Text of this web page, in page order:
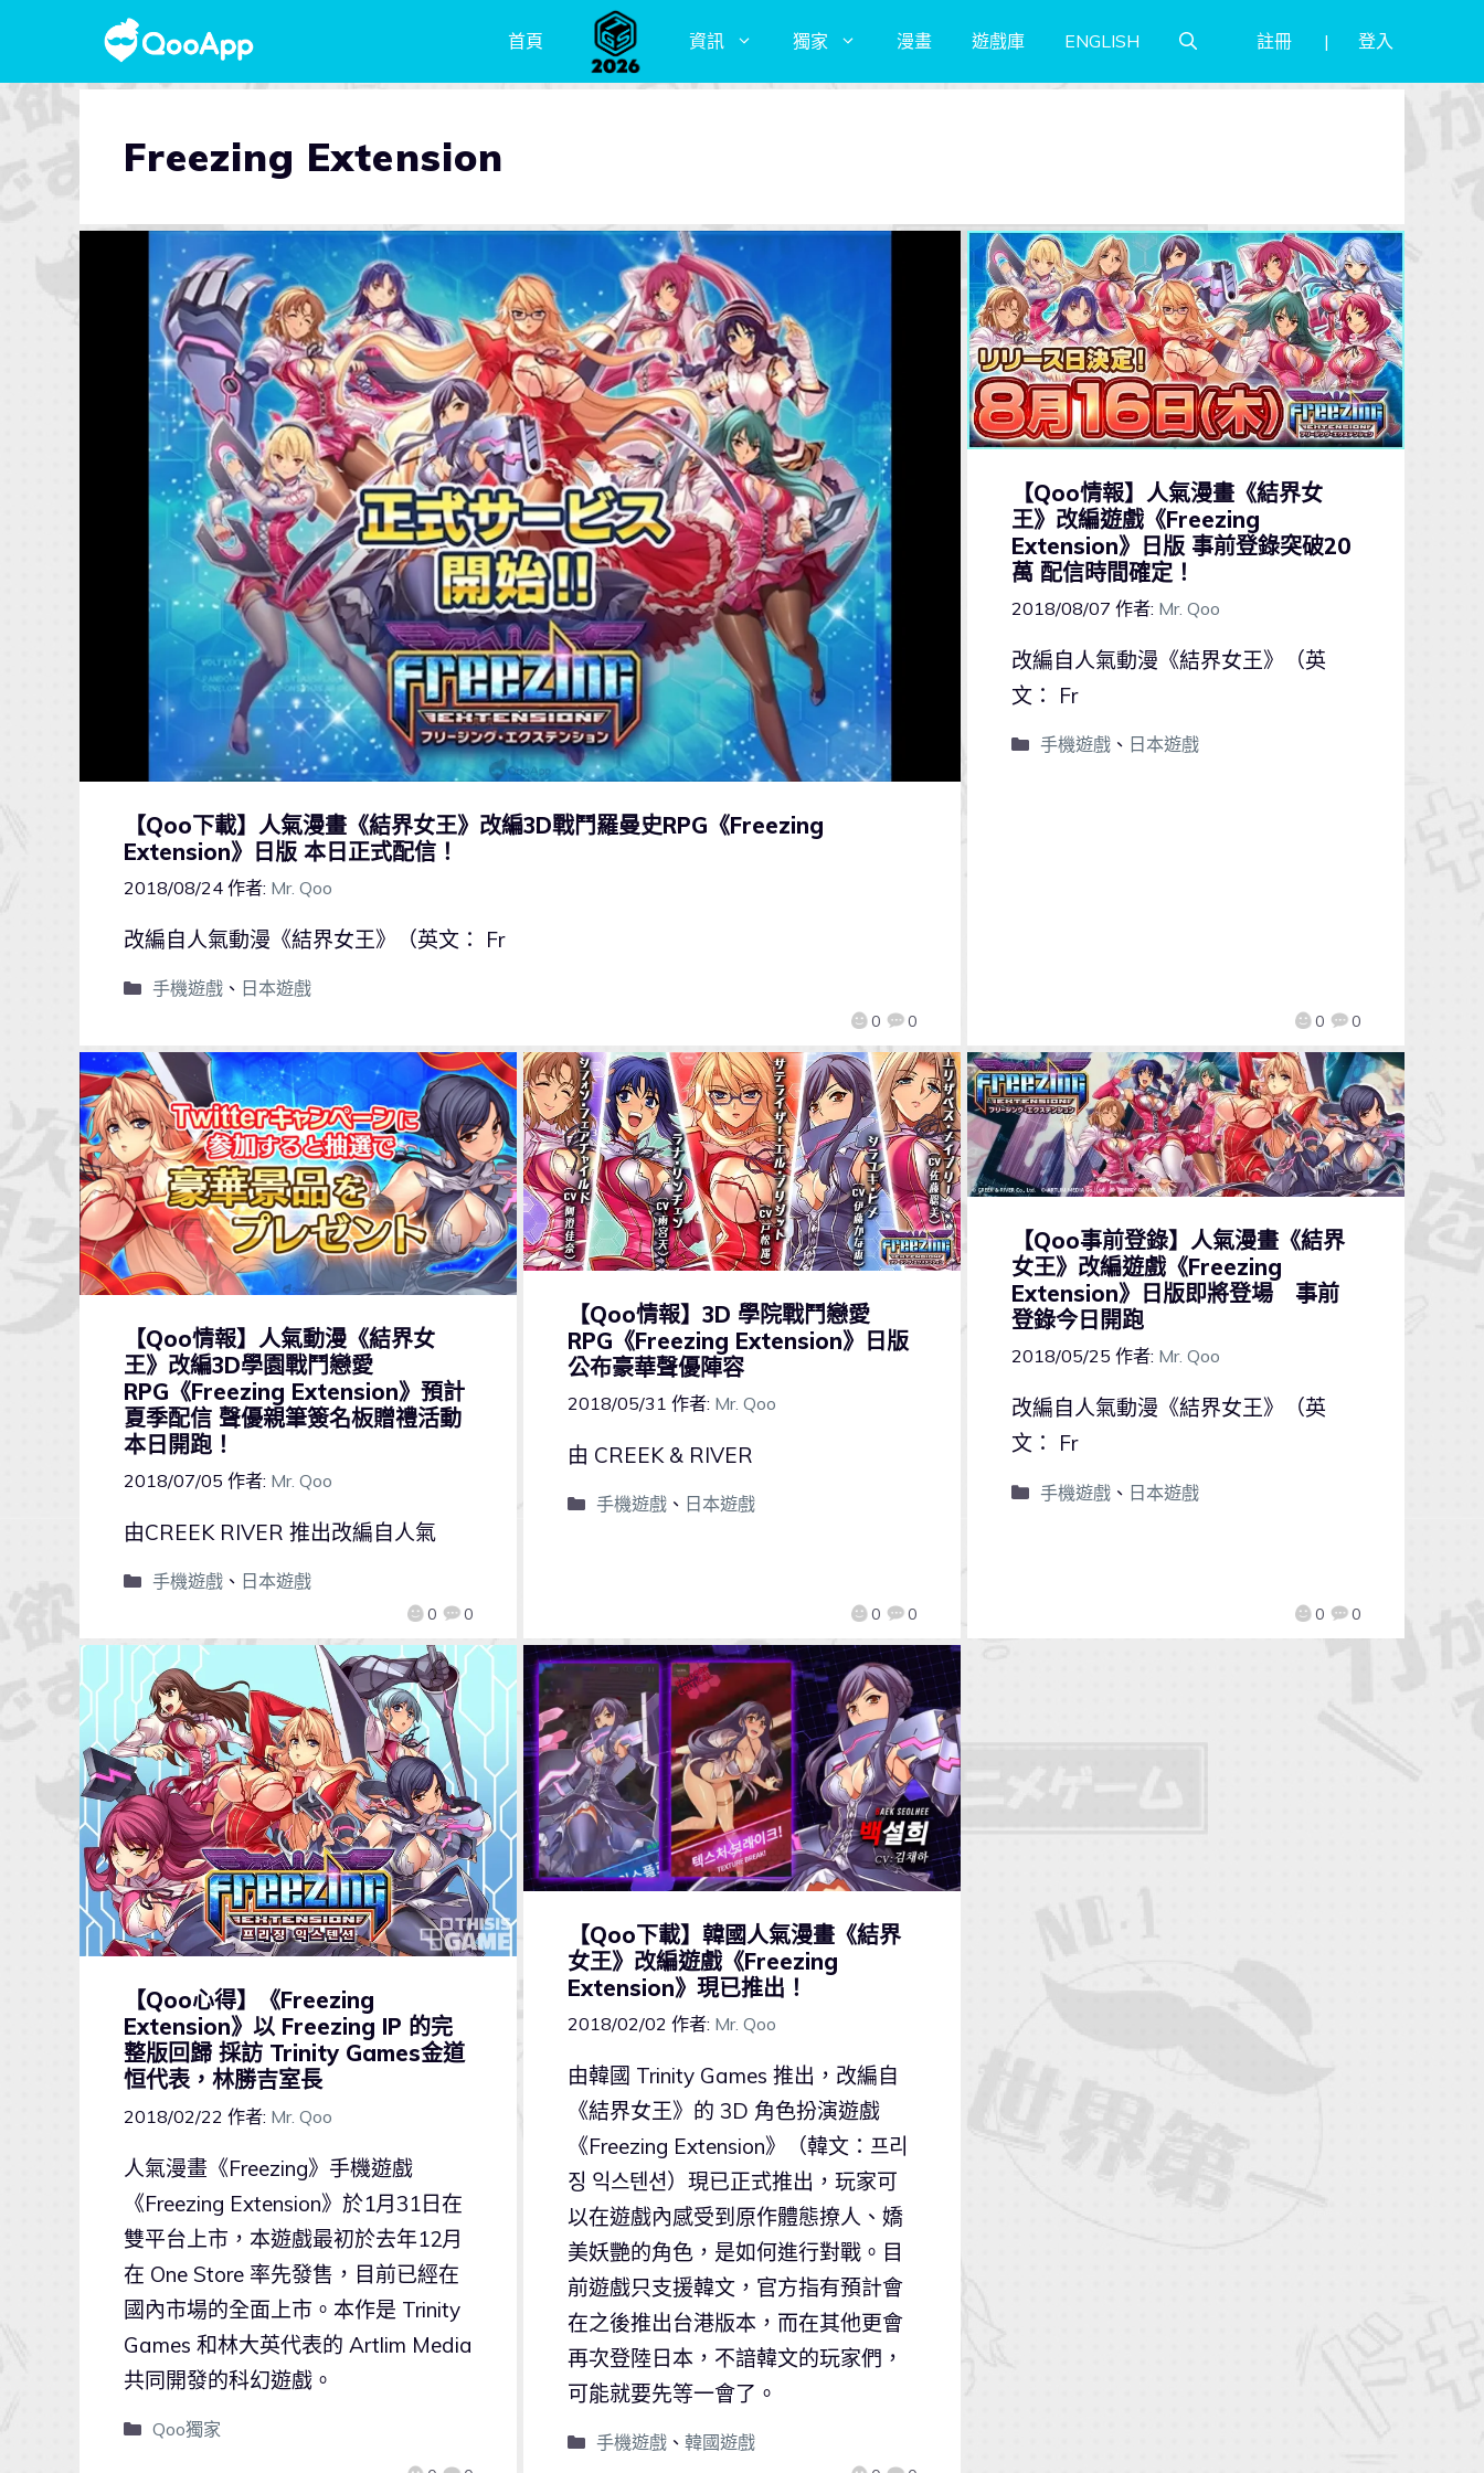
首頁 資訊 獨家 漫畫 遊戲庫 ENGLISH 註冊 登入
Freezing Extension
【Qoo下載】人氣漫畫《結界女王》改編3D戰鬥羅曼史RPG《Freezing
Extension》日版 本日正式配信！
2018/08/24 作者: Mr. Qoo
0 0
改編自人氣動漫《結界女王》（英文： Fr
手機遊戲、 日本遊戲
【Qoo情報】人氣漫畫《結界女
王》改編遊戲《Freezing
Extension》日版 事前登錄突破20
萬 配信時間確定！
2018/08/07 作者: Mr. Qoo
0 0
改編自人氣動漫《結界女王》（英
文： Fr
手機遊戲、 日本遊戲
【Qoo情報】人氣動漫《結界女
王》改編3D學園戰鬥戀愛
RPG《Freezing Extension》預計
夏季配信 聲優親筆簽名板贈禮活動
本日開跑！
2018/07/05 作者: Mr. Qoo
0 0
由CREEK RIVER 推出改編自人氣
手機遊戲、 日本遊戲
【Qoo情報】3D 學院戰鬥戀愛
RPG《Freezing Extension》日版
公布豪華聲優陣容
2018/05/31 作者: Mr. Qoo
0 0
由 CREEK & RIVER
手機遊戲、 日本遊戲
【Qoo事前登錄】人氣漫畫《結界
女王》改編遊戲《Freezing
Extension》日版即將登場 事前
登錄今日開跑
2018/05/25 作者: Mr. Qoo
0 0
改編自人氣動漫《結界女王》（英
文： Fr
手機遊戲、 日本遊戲
【Qoo心得】《Freezing
Extension》以 Freezing IP 的完
整版回歸 採訪 Trinity Games金道
恒代表，林勝吉室長
2018/02/22 作者: Mr. Qoo
人氣漫畫《Freezing》手機遊戲
《Freezing Extension》於1月31日在
雙平台上市，本遊戲最初於去年12月
在 One Store 率先發售，目前已經在
國內市場的全面上市。本作是 Trinity
Games 和林大英代表的 Artlim Media
共同開發的科幻遊戲。
Qoo獨家
【Qoo下載】韓國人氣漫畫《結界
女王》改編遊戲《Freezing
Extension》現已推出！
2018/02/02 作者: Mr. Qoo
由韓國 Trinity Games 推出，改編自
《結界女王》的 3D 角色扮演遊戲
《Freezing Extension》（韓文：프리
징 익스텐션）現已正式推出，玩家可
以在遊戲內感受到原作體態撩人、嬌
美妖艷的角色，是如何進行對戰。目
前遊戲只支援韓文，官方指有預計會
在之後推出台港版本，而在其他更會
再次登陸日本，不諳韓文的玩家們，
可能就要先等一會了。
手機遊戲、 韓國遊戲